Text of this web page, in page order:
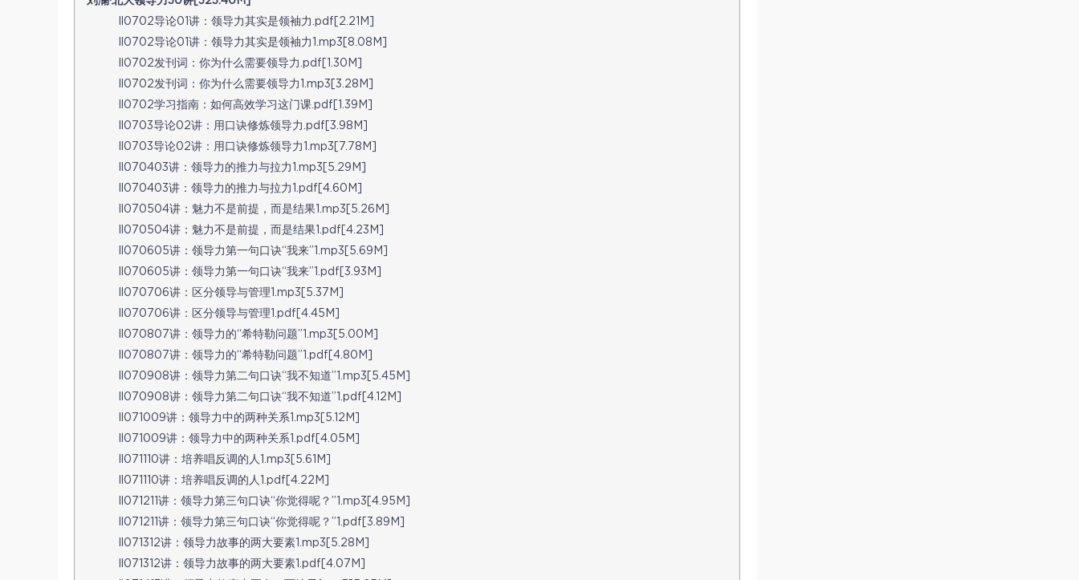
ll0702导论01讲：领导力其实是领袖力.pdf[2.21M]
ll0702导论01讲：领导力其实是领袖力1.mp3[8.08M]
ll0702发刊词：你为什么需要领导力.pdf[1.30M]
ll0702发刊词：你为什么需要领导力1.mp3[3.28M]
ll0702学习指南：如何高效学习这门课.pdf[1.39M]
ll0703导论02讲：用口诀修炼领导力.pdf[3.98M]
ll0703导论02讲：用口诀修炼领导力1.mp3[7.78M]
ll070403讲：领导力的推力与拉力1.mp3[5.29M]
ll070403讲：领导力的推力与拉力1.pdf[4.60M]
ll070504讲：魅力不是前提，而是结果1.mp3[5.26M]
ll070504讲：魅力不是前提，而是结果1.pdf[4.23M]
ll070605讲：领导力第一句口诀“我来”1.mp3[5.69M]
ll070605讲：领导力第一句口诀“我来”1.pdf[3.93M]
ll070706讲：区分领导与管理1.mp3[5.37M]
ll070706讲：区分领导与管理1.pdf[4.45M]
ll070807讲：领导力的“希特勒问题”1.mp3[5.00M]
ll070807讲：领导力的“希特勒问题”1.pdf[4.80M]
ll070908讲：领导力第二句口诀“我不知道”1.mp3[5.45M]
ll070908讲：领导力第二句口诀“我不知道”1.pdf[4.12M]
ll071009讲：领导力中的两种关系1.mp3[5.12M]
ll071009讲：领导力中的两种关系1.pdf[4.05M]
ll071110讲：培养唱反调的人1.mp3[5.61M]
ll071110讲：培养唱反调的人1.pdf[4.22M]
ll071211讲：领导力第三句口诀“你觉得呢？”1.mp3[4.95M]
ll071211讲：领导力第三句口诀“你觉得呢？”1.pdf[3.89M]
ll071312讲：领导力故事的两大要素1.mp3[5.28M]
ll071312讲：领导力故事的两大要素1.pdf[4.07M]